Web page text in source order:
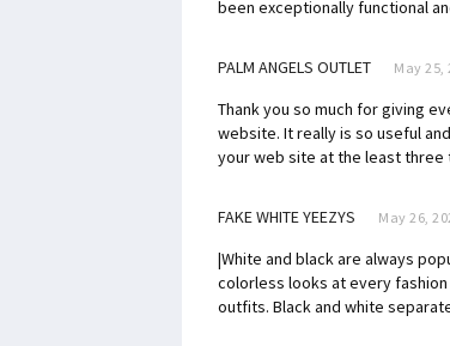
been exceptionally functional
PALM ANGELS OUTLET May 25,
Thank you so much for giving
website. It really is so useful
your web site at the least three
FAKE WHITE YEEZYS May 26,
|White and black are always
colorless looks at every
outfits. Black and white